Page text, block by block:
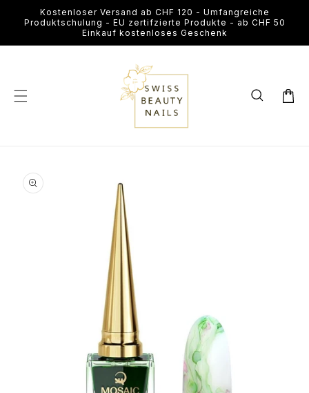
Inhalt
Kostenloser Versand ab CHF 120 - Umfangreiche
Produktschulung - EU zertifzierte Produkte - ab CHF 50
Einkauf kostenloses Geschenk
Medien